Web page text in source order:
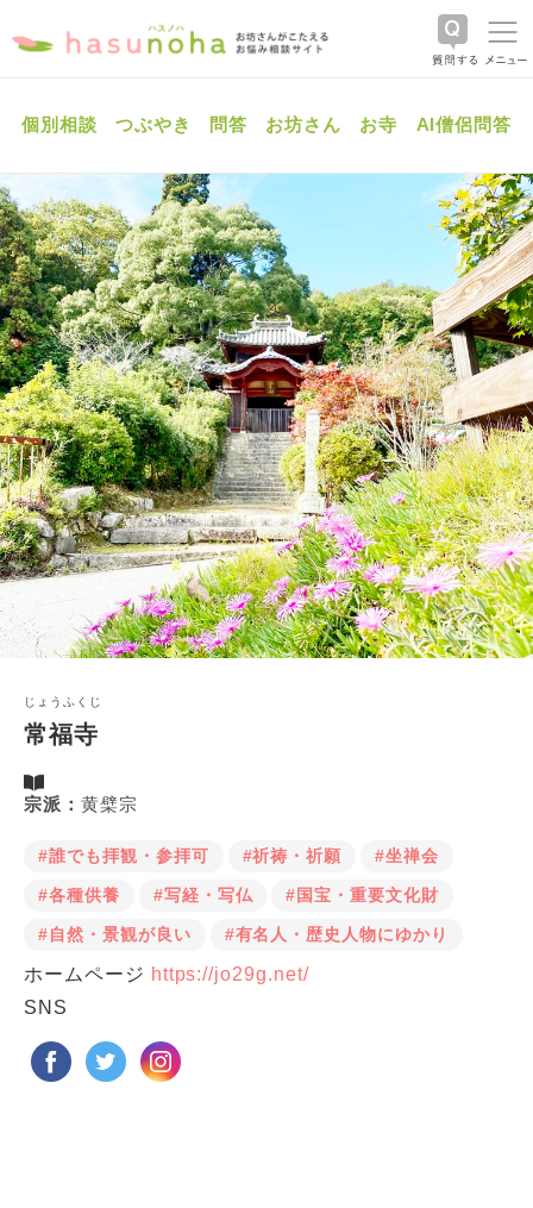
個別相談 つぶやき 問答 お坊さん お寺 AI僧侶問答
じょうふくじ
常福寺
宗派： 黄檗宗
#誰でも拝観・参拝可 #祈祷・祈願 #坐禅会
#各種供養 #写経・写仏 #国宝・重要文化財
#自然・景観が良い #有名人・歴史人物にゆかり
ホームページ https://jo29g.net/
SNS